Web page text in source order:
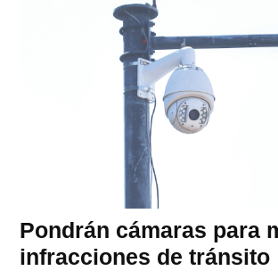
Pondrán cámaras para
infracciones de tránsito